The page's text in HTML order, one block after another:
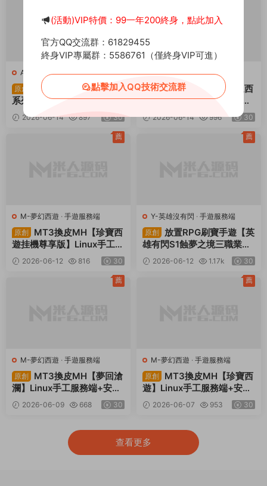
A-奧特曼系列OL·手遊服務端
原創
卡牌回合手遊【奧特曼
系列OL代金券内購修複版】
Linux手工服務端+加解密工
具+CDK授權後台+安卓蘋果
2026-06-14 897 30
M-夢幻西遊·手遊服務端
原創 MT3換皮MH【天巡西
遊2尊享挂機版】Linux手工
服務端+安卓蘋果雙端+GM
後台+全套源碼+視頻架設教
2026-06-14 996 30
M-夢幻西遊 · 手遊服務端
原創
MT3換皮MH【珍寶西
遊挂機尊享版】Linux手工服
務端+安卓蘋果雙端+GM後
台+全套源碼+視頻架設教程
2026-06-12 816 30
薦
Y-英雄沒有閃 · 手遊服務端
原創
放置RPG刷寶手遊【英
雄有閃S1蝕夢之境三職業代
金券内購修複版】Linux手工
服務端+本地注冊+運維後台
+管理後台+代理後台+CDK
2026-06-12 1.17k 30
薦
M-夢幻西遊 · 手遊服務端
原創
MT3換皮MH【夢回滄
瀾】Linux手工服務端+安卓
蘋果雙端+GM後台+全套源
碼+視頻架設教程
2026-06-09 668 30
薦
M-夢幻西遊 · 手遊服務端
原創
MT3換皮MH【珍寶西
遊】Linux手工服務端+安卓
蘋果雙端+GM後台+全套源
碼+視頻架設教程
2026-06-07 953 30
薦
查看更多
(活動)VIP特價：99一年200終身，點此加入
官方QQ交流群：61829455
終身VIP專屬群：5586761（僅終身VIP可進）
點擊加入QQ技術交流群